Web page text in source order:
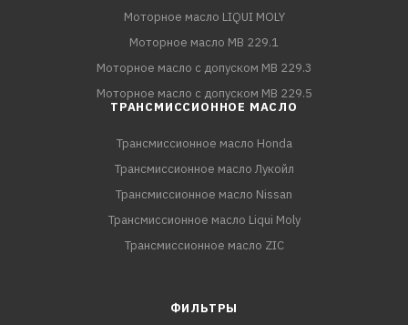
Моторное масло LIQUI MOLY
Моторное масло MB 229.1
Моторное масло с допуском MB 229.3
Моторное масло с допуском MB 229.5
ТРАНСМИССИОННОЕ МАСЛО
Трансмиссионное масло Honda
Трансмиссионное масло Лукойл
Трансмиссионное масло Nissan
Трансмиссионное масло Liqui Moly
Трансмиссионное масло ZIC
ФИЛЬТРЫ